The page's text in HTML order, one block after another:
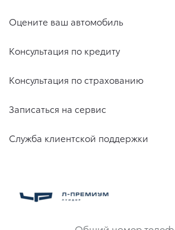
Оцените ваш автомобиль
Консультация по кредиту
Консультация по страхованию
Записаться на сервис
Служба клиентской поддержки